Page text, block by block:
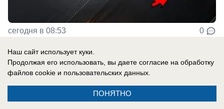
сегодня в 08:53 0
Происшествия
Шесть жителей ДНР пострадали при
Наш сайт использует куки.
Продолжая его использовать, вы даете согласие на обработку
файлов cookie и пользовательских данных.
ПОНЯТНО